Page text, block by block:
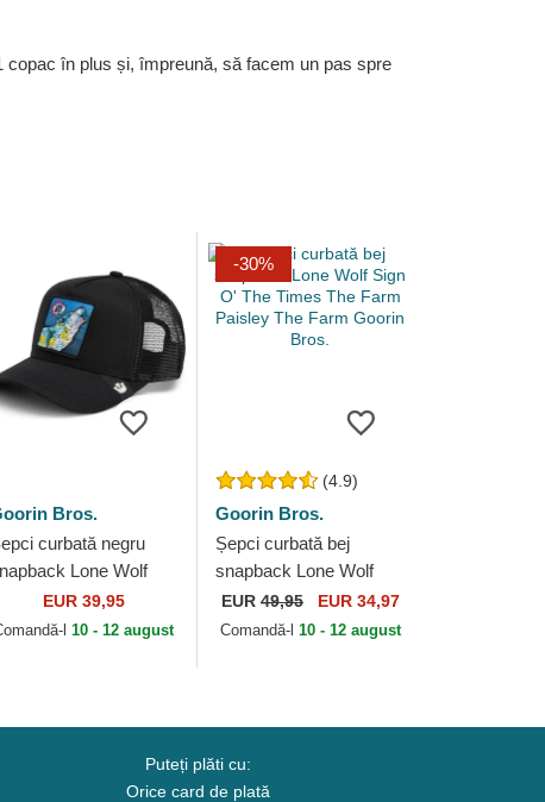
copac în plus și, împreună, să facem un pas spre
Bros.
curbată negru
Lone Wolf
Pop Art 2 The Farm
Bros.
EUR 39,95
l10 - 12 august
-30%
(4.9)
Goorin Bros.
Șepci curbată bej
snapback Lone Wolf
Sign O' The Times The
Farm Paisley The Farm
EUR 49,95 EUR 34,97
Comandă-l 10 - 12 august
Puteți plăti cu:
Orice card de plată